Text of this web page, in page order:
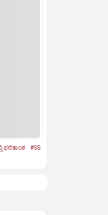
ಫ‌ಲಿತಾಂಶ #SS